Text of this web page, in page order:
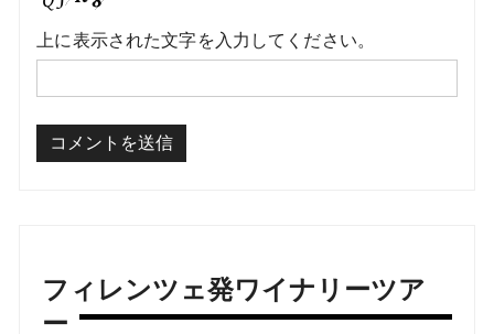
上に表示された文字を入力してください。
フィレンツェ発ワイナリーツア
ー